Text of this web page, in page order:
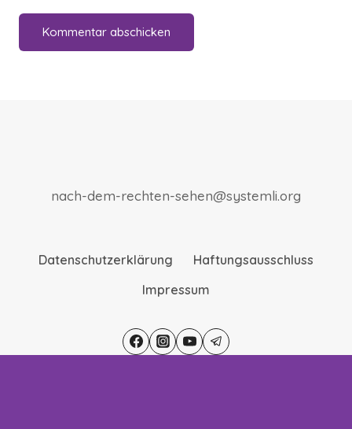
nach-dem-rechten-sehen@systemli.org
Datenschutzerklärung
Haftungsausschluss
Impressum